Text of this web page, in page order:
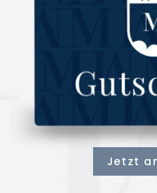
Jetzt